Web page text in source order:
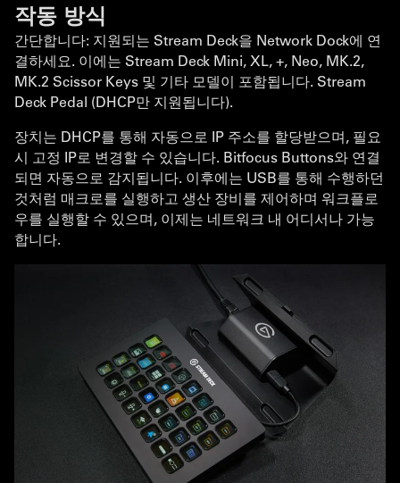
작동 방식
간단합니다: 지원되는 Stream Deck을 Network Dock에 연
결하세요. 이에는 Stream Deck Mini, XL, +, Neo, MK.2,
MK.2 Scissor Keys 및 기타 모델이 포함됩니다. Stream
Deck Pedal (DHCP만 지원됩니다).
장치는 DHCP를 통해 자동으로 IP 주소를 할당받으며, 필요
시 고정 IP로 변경할 수 있습니다. Bitfocus Buttons와 연결
되면 자동으로 감지됩니다. 이후에는 USB를 통해 수행하던
것처럼 매크로를 실행하고 생산 장비를 제어하며 워크플로
우를 실행할 수 있으며, 이제는 네트워크 내 어디서나 가능
합니다.